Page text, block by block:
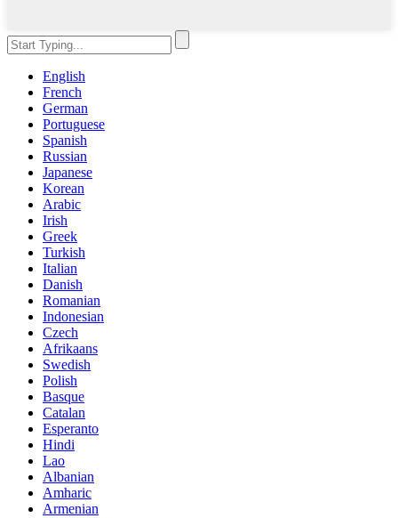
English
French
German
Portuguese
Spanish
Russian
Japanese
Korean
Arabic
Irish
Greek
Turkish
Italian
Danish
Romanian
Indonesian
Czech
Afrikaans
Swedish
Polish
Basque
Catalan
Esperanto
Hindi
Lao
Albanian
Amharic
Armenian